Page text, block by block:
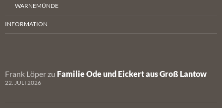
WARNEMÜNDE
INFORMATION
Frank Löper zu Familie Ode und Eickert aus Groß Lantow
22. JULI 2026